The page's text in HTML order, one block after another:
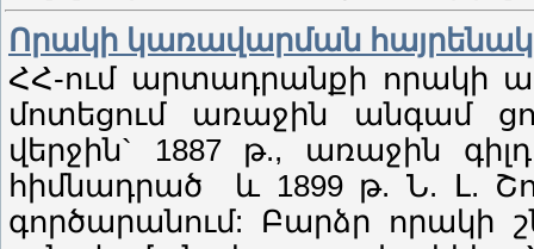
Որակի կառավարման
ՀՀ-ում արտադրանքի որակի
մոտեցում առաջին անգամ
վերջին` 1887 թ., առաջին
հիմնադրած և 1899 թ. Ն. Լ.
գործարանում: Բարձր որակի